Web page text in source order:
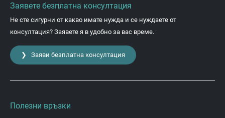
Заявете безплатна консултация
Не сте сигурни от какво имате нужда и се нуждаете от
консултация? Заявете я в удобно за вас време.
❯ Заяви безплатна консултация
Полезни връзки